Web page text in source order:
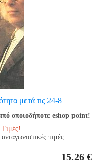
μετά τις 24-8
οποιοδήποτε eshop point!
τιμές
15.26 €